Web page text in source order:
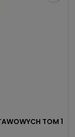
TOM 1